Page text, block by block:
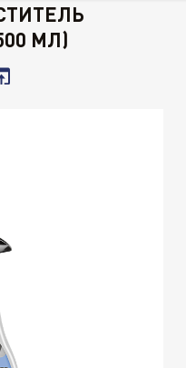
МЛ)